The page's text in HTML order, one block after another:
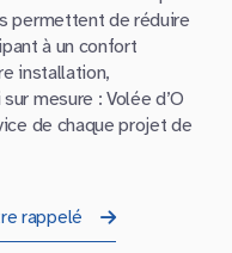
permettent de réduire
à un confort
installation,
mesure : Volée d’O
de chaque projet de
rappelé